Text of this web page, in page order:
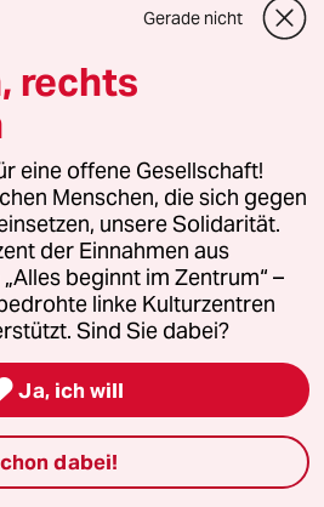
Gerade nicht
rechts
eine offene Gesellschaft!
Menschen, die sich gegen
unsere Solidarität.
der Einnahmen aus
beginnt im Zentrum“ –
linke Kulturzentren
Sind Sie dabei?
Ja, ich will
dabei!